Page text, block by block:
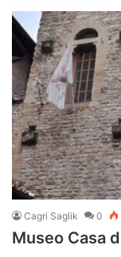
Cagri Saglik 0
Museo Casa